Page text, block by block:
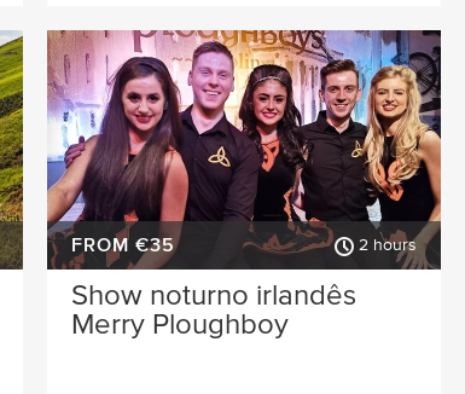
FROM €35 2 hours
Show noturno irlandês
Merry Ploughboy